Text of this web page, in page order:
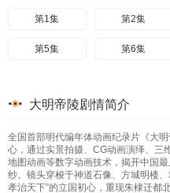
第1集 第2集
第5集 第6集
大明帝陵剧情简介
全国首部明代编年体动画纪录片《大
心，通过实景拍摄、CG动画演绎、三
地图动画等数字动画技术，揭开中国
纱。镜头穿梭于神道石像、方城明楼
孝治天下”的立国初心，重现朱棣迁都